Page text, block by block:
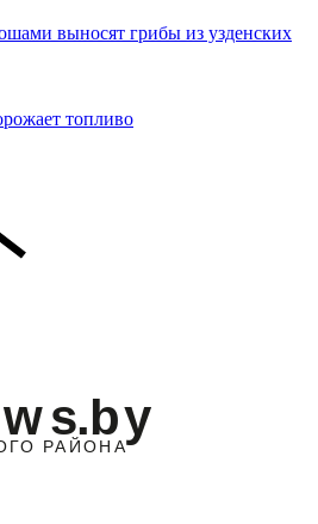
выносят грибы из узденских
топливо